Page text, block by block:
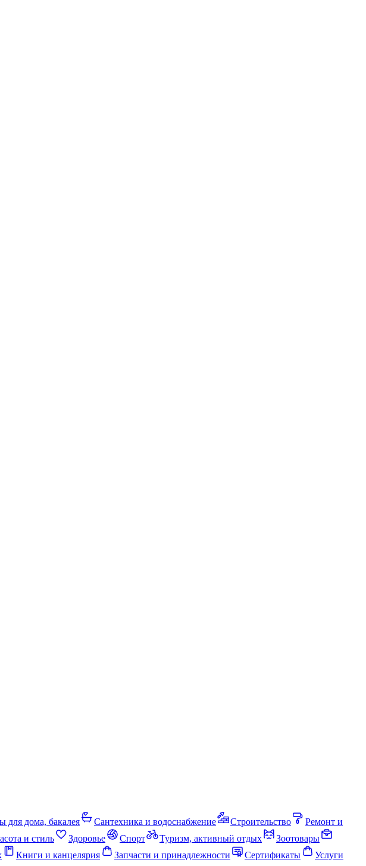
для дома, бакалея Сантехника и водоснабжение Строительство
Ремонт и
и стиль Здоровье Спорт Туризм, активный отдых
Зоотовары
Книги и канцелярия Запчасти и принадлежности Сертификаты
Услуги